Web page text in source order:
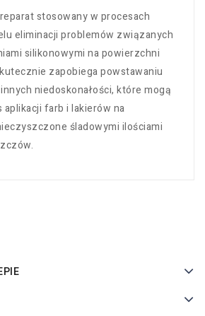
stosowany w procesach
eliminacji problemów związanych
silikonowymi na powierzchni
zapobiega powstawaniu
niedoskonałości, które mogą
farb i lakierów na
śladowymi ilościami